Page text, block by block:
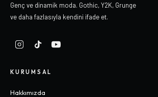
Genç ve dinamik moda. Gothic, Y2K, Grunge
ve daha fazlasıyla kendini ifade et.
KURUMSAL
Hakkımızda